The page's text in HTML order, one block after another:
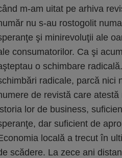
m-am uitat pe arhiva
nu s-au rostogolit
şi minirevoluţii ale
consumatorilor. Ca şi
o schimbare
radicale, parcă nici
de revistă care
lor de business,
dar suficient de
locală a trecut în
scădere. La zece ani